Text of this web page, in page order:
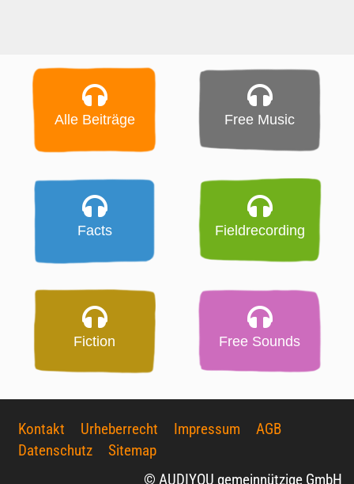
Alle Beiträge Free Music
Facts Fieldrecording
Fiction Free Sounds
Kontakt Urheberrecht Impressum
AGB
Datenschutz
Sitemap
© AUDIYOU gemeinnützige GmbH